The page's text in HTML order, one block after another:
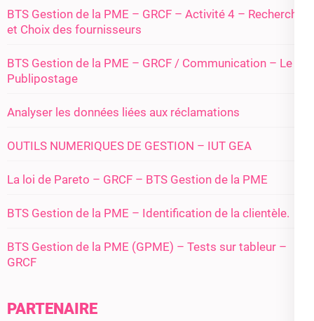
BTS Gestion de la PME – GRCF – Activité 4 – Recherche
et Choix des fournisseurs
BTS Gestion de la PME – GRCF / Communication – Le
Publipostage
Analyser les données liées aux réclamations
OUTILS NUMERIQUES DE GESTION – IUT GEA
La loi de Pareto – GRCF – BTS Gestion de la PME
BTS Gestion de la PME – Identification de la clientèle.
BTS Gestion de la PME (GPME) – Tests sur tableur –
GRCF
PARTENAIRE